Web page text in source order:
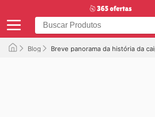
Blog Breve panorama da história da